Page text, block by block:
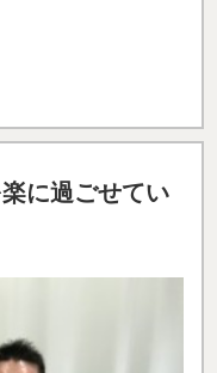
に過ごせてい